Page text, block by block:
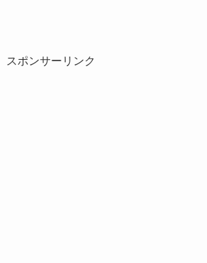
スポンサーリンク